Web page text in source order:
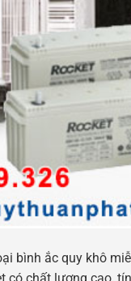
bình ắc quy khô
có chất lượng cao,